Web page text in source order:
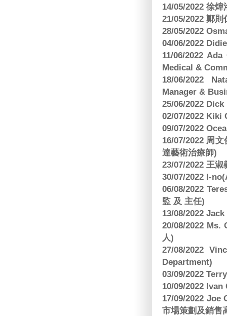
14/05/2022 徐
21/05/2022 鄭
28/05/2022
04/06/2022
11/06/2022
Medical &
18/06/2022
Manager &
25/06/2022
02/07/2022 Kiki
09/07/2022
16/07/2022 周
達藝術治療師)
23/07/2022 王
30/07/2022 I-
06/08/2022
監 及 主任)
13/08/2022
20/08/2022
人)
27/08/2022
Department)
03/09/2022
10/09/2022
17/09/2022
市場策劃及銷售